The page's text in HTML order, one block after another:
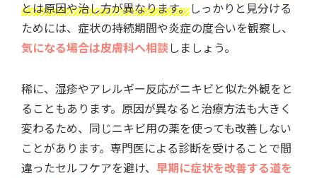
とは原因や治し方が異なります。しっかりと見分ける
ためには、症状の持続期間や炎症の度合いを観察し、
気になる場合は皮膚科へ相談しましょう。
稀に、湿疹やアレルギー反応がニキビと似た外観をと
ることもあります。原因が異なると治療方法も大きく
変わるため、同じニキビ用の薬を使っても改善しない
ことがあります。専門医による診断を受けることで間
違ったセルフケアを避け、 早期に症状を改善する道を